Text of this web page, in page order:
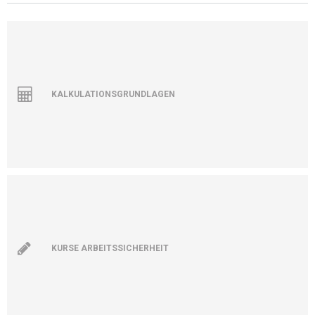
KALKULATIONSGRUNDLAGEN
KURSE ARBEITSSICHERHEIT